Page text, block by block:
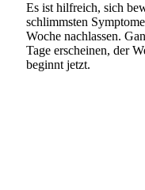
Es ist hilfreich, sich
schlimmsten
Woche nachlassen.
Tage erscheinen, der
beginnt jetzt.